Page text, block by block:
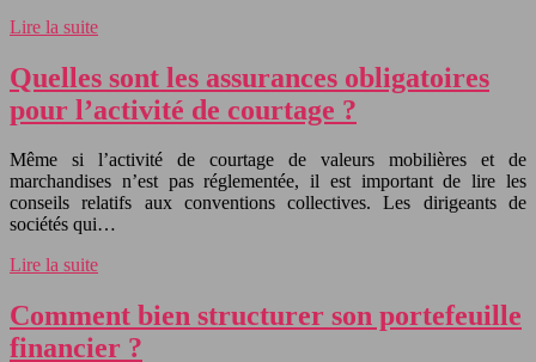
Lire la suite
Quelles sont les assurances obligatoires
pour l’activité de courtage ?
Même si l’activité de courtage de valeurs mobilières et de
marchandises n’est pas réglementée, il est important de lire les
conseils relatifs aux conventions collectives. Les dirigeants de
sociétés qui…
Lire la suite
Comment bien structurer son portefeuille
financier ?